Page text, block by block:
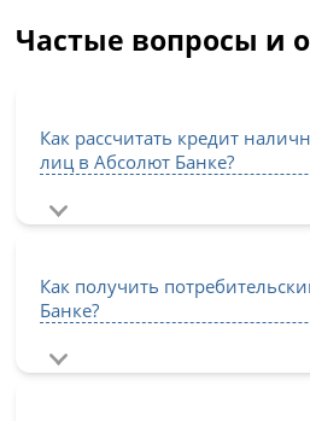
Частые вопросы и
Как рассчитать кредит
лиц в Абсолют Банке?
Как получить
Банке?